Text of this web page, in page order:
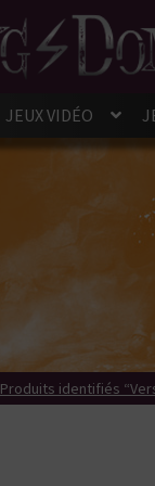
JEUX VIDÉO
Produits identifiés